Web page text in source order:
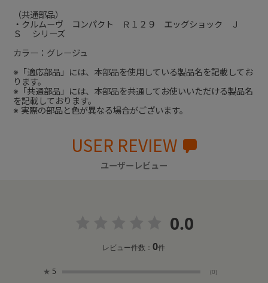
（共通部品）
・クルムーヴ コンパクト Ｒ１２９ エッグショック Ｊ
Ｓ シリーズ
カラー：グレージュ
※「適応部品」には、本部品を使用している製品名を記載してお
ります。
※「共通部品」には、本部品を共通してお使いいただける製品名
を記載しております。
※ 実際の部品と色が異なる場合がございます。
USER REVIEW
ユーザーレビュー
0.0
レビュー件数：0件
★ 5 (0)